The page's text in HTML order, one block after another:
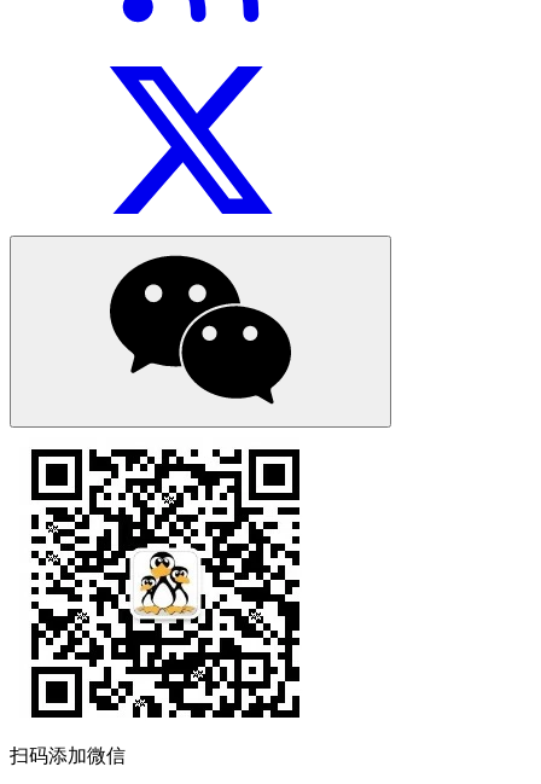
扫码添加微信